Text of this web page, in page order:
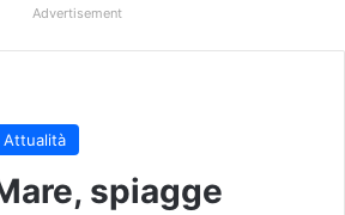
Advertisement
Attualità
spiagge